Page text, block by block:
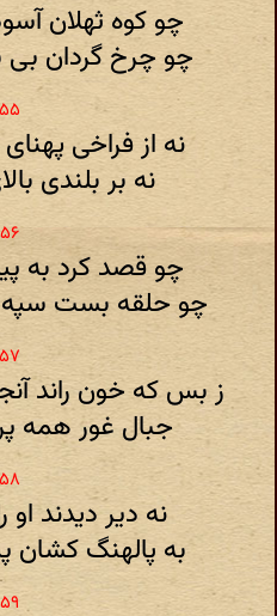
چو کوه ثهلان
چو چرخ گردان بی
نه از فراخی
نه بر بلندی
چو قصد کرد به
چو حلقه بست سپه
ز بس که خون راند
جبال غور همه
نه دیر دیدند
به پالهنگ کشان